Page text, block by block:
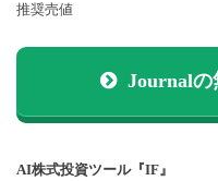
推奨売値
Journalの
AI株式投資ツール『IF』